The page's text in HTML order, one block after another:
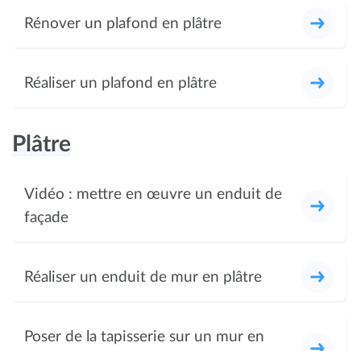
Rénover un plafond en plâtre
Réaliser un plafond en plâtre
Plâtre
Vidéo : mettre en œuvre un enduit de
façade
Réaliser un enduit de mur en plâtre
Poser de la tapisserie sur un mur en